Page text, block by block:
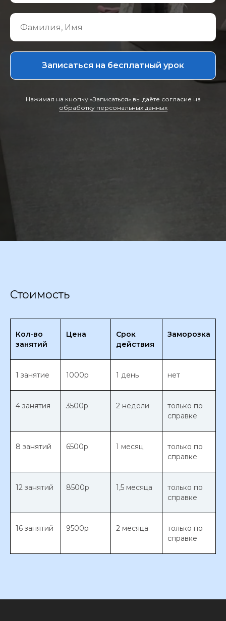
Записаться на бесплатный урок
Нажимая на кнопку «Записаться» вы даёте согласие на
обработку персональных данных
Стоимость
Кол-во
занятий
Цена
Срок
действия
Заморозка
1 занятие 1000р 1 день нет
4 занятия 3500р 2 недели
только по
справке
8 занятий 6500р 1 месяц
только по
справке
12 занятий 8500р 1,5 месяца
только по
справке
16 занятий 9500р 2 месяца
только по
справке